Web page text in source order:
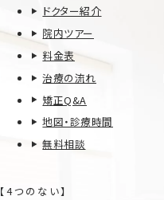
ドクター紹介
院内ツアー
料金表
治療の流れ
矯正Q&A
地図・診療時間
無料相談
【4つのない】